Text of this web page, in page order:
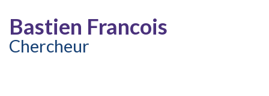
Bastien Francois
Chercheur